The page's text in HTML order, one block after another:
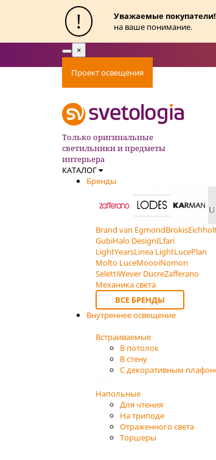
! Уважаемые покупатели!
на ваше понимание.
Toggle
×
Проект освещения
Только оригинальные
светильники и предметы
интерьера
КАТАЛОГ
Бренды
Brand van EgmondBrokis
GubiHalo DesignILfari
LightYearsLinea LightLucePlan
Molto LuceMoooiNomon
SelettiWever DucreZafferano
Механика света
ВСЕ БРЕНДЫ
Внутреннее освещение
Встраиваемые
В потолок
В стену
С декоративным
Напольные
Для чтения
На триподе
Отраженного света
Торшеры